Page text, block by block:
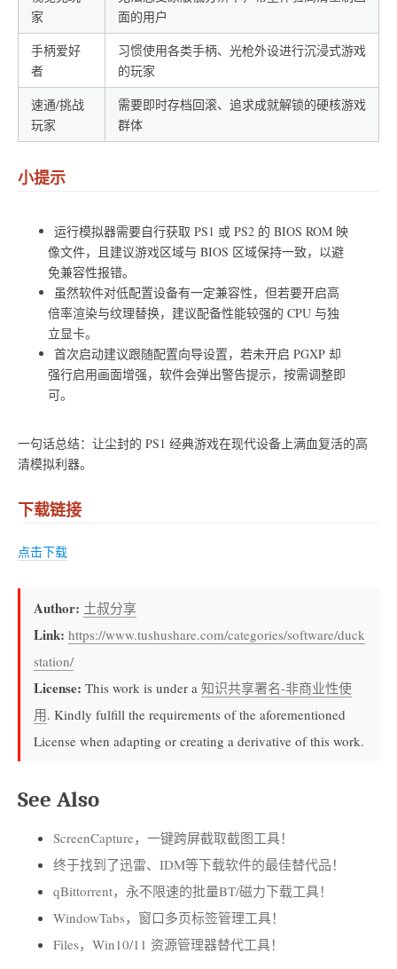
家
面的用户
手柄爱好
者
习惯使用各类手柄、光枪外设进行沉浸式游戏
的玩家
速通/挑战
玩家
需要即时存档回滚、追求成就解锁的硬核游戏
群体
小提示
运行模拟器需要自行获取 PS1 或 PS2 的 BIOS ROM 映
像文件，且建议游戏区域与 BIOS 区域保持一致，以避
免兼容性报错。
虽然软件对低配置设备有一定兼容性，但若要开启高
倍率渲染与纹理替换，建议配备性能较强的 CPU 与独
立显卡。
首次启动建议跟随配置向导设置，若未开启 PGXP 却
强行启用画面增强，软件会弹出警告提示，按需调整即
可。
一句话总结：让尘封的 PS1 经典游戏在现代设备上满血复活的高
清模拟利器。
下载链接
点击下载
Author: 土叔分享
Link: https://www.tushushare.com/categories/software/duck
station/
License: This work is under a 知识共享署名-非商业性使
用. Kindly fulfill the requirements of the aforementioned
License when adapting or creating a derivative of this work.
See Also
ScreenCapture，一键跨屏截取截图工具！
终于找到了迅雷、IDM等下载软件的最佳替代品！
qBittorrent，永不限速的批量BT/磁力下载工具！
WindowTabs，窗口多页标签管理工具！
Files，Win10/11 资源管理器替代工具！